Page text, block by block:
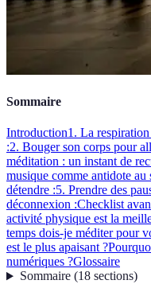
Sommaire
Introduction1. La
:2. Bouger son corps pour
méditation : un instant de
musique comme antidote au
détendre :5. Prendre des
déconnexion :Checklist
activité physique est la
temps dois-je méditer pour
est le plus apaisant ?
numériques ?Glossaire
Sommaire(18 sections)